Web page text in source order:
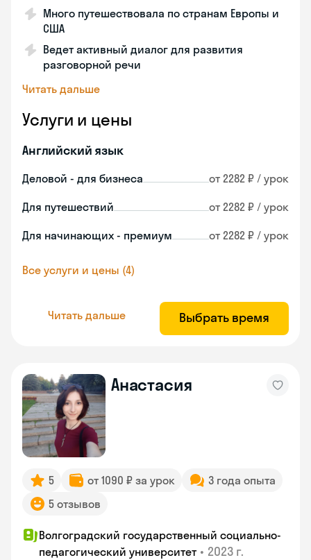
Много путешествовала по странам Европы и
США
Ведет активный диалог для развития
разговорной речи
Читать дальше
Услуги и цены
Английский язык
Деловой - для бизнеса от 2282 ₽ / урок
Для путешествий от 2282 ₽ / урок
Для начинающих - премиум от 2282 ₽ / урок
Все услуги и цены (4)
Читать дальше Выбрать время
Анастасия
5 от 1090 ₽ за урок
3 года опыта
5 отзывов
Волгоградский государственный социально-
педагогический университет • 2023 г.